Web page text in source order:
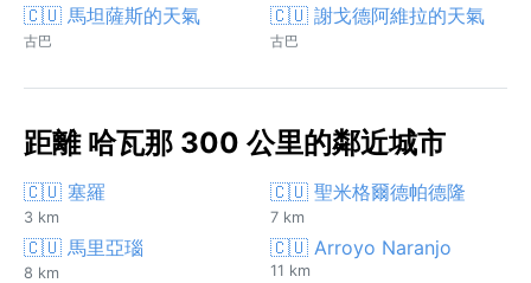
🇨🇺 馬坦薩斯的天氣
古巴
🇨🇺 謝戈德阿維拉的天氣
古巴
距離 哈瓦那 300 公里的鄰近城市
🇨🇺 塞羅
3 km
🇨🇺 聖米格爾德帕德隆
7 km
🇨🇺 馬里亞瑙
8 km
🇨🇺 Arroyo Naranjo
11 km